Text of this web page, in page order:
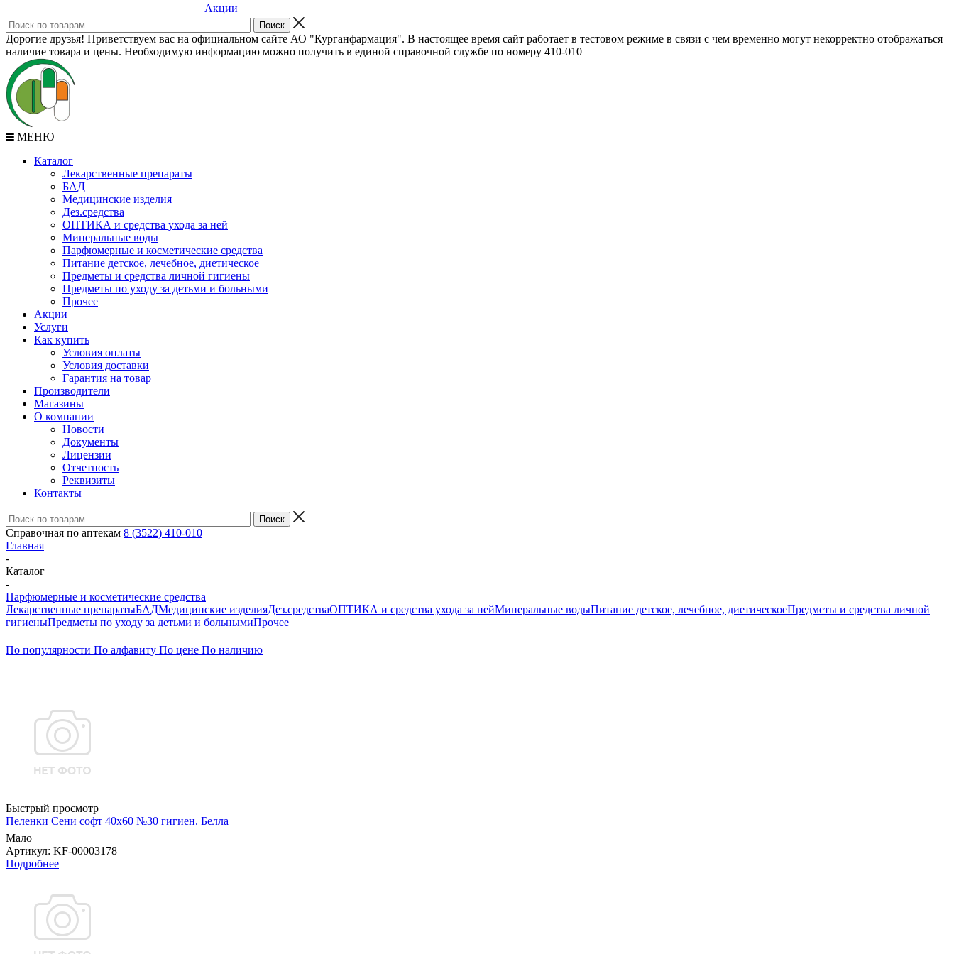
Акции
Дорогие друзья! Приветствуем вас на официальном сайте АО "Курганфармация". В настоящее время сайт работает в тестовом режиме в связи с чем временно могут некорректно отображаться
наличие товара и цены. Необходимую информацию можно получить в единой справочной службе по номеру 410-010
МЕНЮ
Каталог
Лекарственные препараты
БАД
Медицинские изделия
Дез.средства
ОПТИКА и средства ухода за ней
Минеральные воды
Парфюмерные и косметические средства
Питание детское, лечебное, диетическое
Предметы и средства личной гигиены
Предметы по уходу за детьми и больными
Прочее
Акции
Услуги
Как купить
Условия оплаты
Условия доставки
Гарантия на товар
Производители
Магазины
О компании
Новости
Документы
Лицензии
Отчетность
Реквизиты
Контакты
Справочная по аптекам 8 (3522) 410-010
Главная
-
Каталог
-
Парфюмерные и косметические средства
Лекарственные препаратыБАДМедицинские изделияДез.средстваОПТИКА и средства ухода за нейМинеральные водыПитание детское, лечебное, диетическоеПредметы и средства личной
гигиеныПредметы по уходу за детьми и больнымиПрочее
По популярности По алфавиту По цене По наличию
Быстрый просмотр
Пеленки Сени софт 40х60 №30 гигиен. Белла
Мало
Артикул: KF-00003178
Подробнее